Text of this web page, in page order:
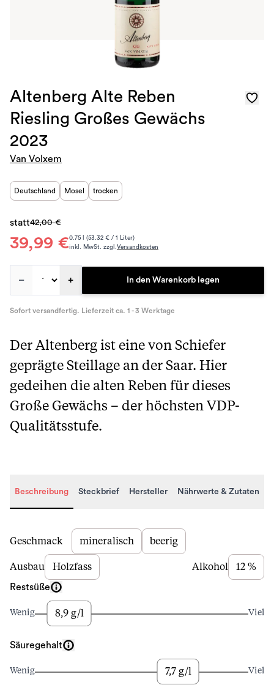
Altenberg Alte Reben
Riesling Großes Gewächs
2023
Van Volxem
Deutschland Mosel trocken
39,99 €
statt42,00 €
0.75 l (53.32 € / 1 Liter)
inkl. MwSt. zzgl.Versandkosten
– + In den Warenkorb legen
Sofort versandfertig. Lieferzeit ca. 1 - 3 Werktage
Der Altenberg ist eine von Schiefer
geprägte Steillage an der Saar. Hier
gedeihen die alten Reben für dieses
Große Gewächs – der höchsten VDP-
Qualitätsstufe.
Beschreibung Steckbrief Hersteller Nährwerte & Zutaten
Beschreibung
Geschmack mineralisch beerig
Ausbau Holzfass Alkohol 12 %
Restsüße
Wenig 8,9 g/l Viel
Säuregehalt
Wenig 7,7 g/l Viel